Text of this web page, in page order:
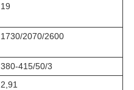
19
1730/2070/2600
380-415/50/3
2,91